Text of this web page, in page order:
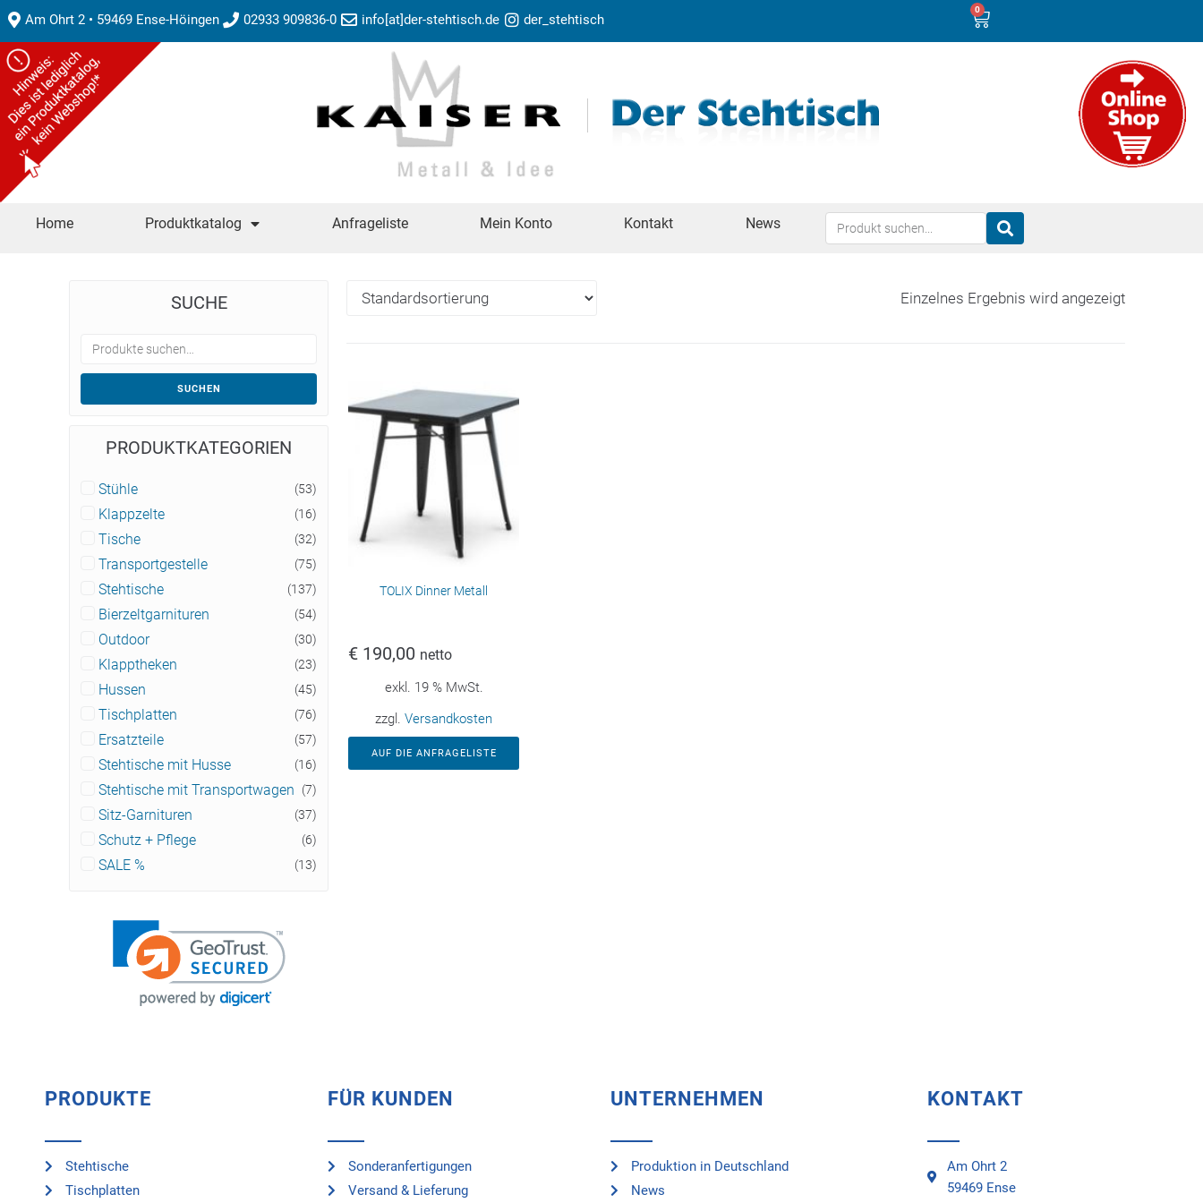
Am Ohrt 2 • 59469 Ense-Höingen 02933 909836-0 info[at]der-stehtisch.de der_stehtisch
0
Home Produktkatalog Anfrageliste Mein Konto Kontakt News
Einzelnes Ergebnis wird angezeigt
TOLIX Dinner Metall
€ 190,00 netto
exkl. 19 % MwSt.
zzgl. Versandkosten
AUF DIE ANFRAGELISTE
SUCHE
SUCHEN
PRODUKTKATEGORIEN
Stühle (53)
Klappzelte (16)
Tische (32)
Transportgestelle (75)
Stehtische (137)
Bierzeltgarnituren (54)
Outdoor (30)
Klapptheken (23)
Hussen (45)
Tischplatten (76)
Ersatzteile (57)
Stehtische mit Husse (16)
Stehtische mit Transportwagen (7)
Sitz-Garnituren (37)
Schutz + Pflege (6)
SALE % (13)
PRODUKTE
Stehtische
Tischplatten
FÜR KUNDEN
Sonderanfertigungen
Versand & Lieferung
UNTERNEHMEN
Produktion in Deutschland
News
KONTAKT
Am Ohrt 2
59469 Ense